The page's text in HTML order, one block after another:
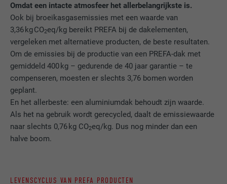
Omdat een intacte atmosfeer het allerbelangrijkste is.
Ook bij broeikasgasemissies met een waarde van
3,36 kg CO2eq/kg bereikt PREFA bij de dakelementen,
vergeleken met alternatieve producten, de beste resultaten.
Om de emissies bij de productie van een PREFA-dak met
gemiddeld 400 kg – gedurende de 40 jaar garantie – te
compenseren, moesten er slechts 3,76 bomen worden
geplant.
En het allerbeste: een aluminiumdak behoudt zijn waarde.
Als het na gebruik wordt gerecycled, daalt de emissiewaarde
naar slechts 0,76 kg CO2eq/kg. Dus nog minder dan een
halve boom.
LEVENSCYCLUS VAN PREFA PRODUCTEN